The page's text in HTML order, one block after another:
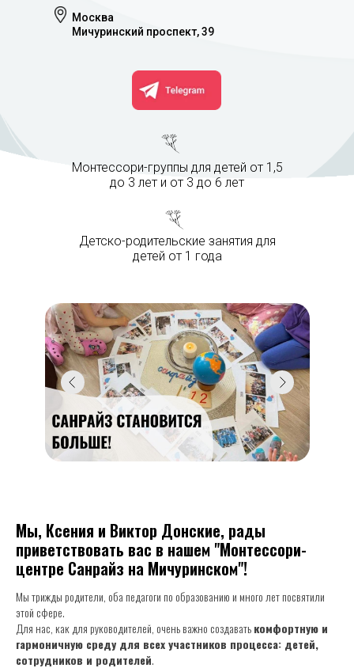
Москва
Мичуринский проспект, 39
Монтессори-группы для детей от 1,5
до 3 лет и от 3 до 6 лет
Детско-родительские занятия для
детей от 1 года
Мы, Ксения и Виктор Донские, рады
приветствовать вас в нашем "Монтессори-
центре Санрайз на Мичуринском"!
Мы трижды родители, оба педагоги по образованию и много лет посвятили
этой сфере.
Для нас, как для руководителей, очень важно создаватькомфортную и
гармоничную среду для всех участников процесса: детей,
сотрудников и родителей.